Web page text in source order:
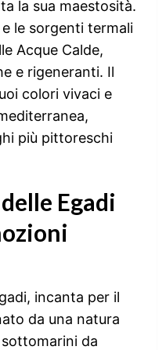
la sua maestosità.
le sorgenti termali
Acque Calde,
e rigeneranti. Il
colori vivaci e
più pittoreschi
Egadi
incanta per il
da una natura
da